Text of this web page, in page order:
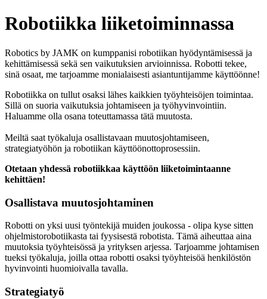
Robotiikka liiketoiminnassa
Robotics by JAMK on kumppanisi robotiikan hyödyntämisessä ja
kehittämisessä sekä sen vaikutuksien arvioinnissa. Robotti tekee,
sinä osaat, me tarjoamme monialaisesti asiantuntijamme käyttöönne!
Robotiikka on tullut osaksi lähes kaikkien työyhteisöjen toimintaa.
Sillä on suoria vaikutuksia johtamiseen ja työhyvinvointiin.
Haluamme olla osana toteuttamassa tätä muutosta.
Meiltä saat työkaluja osallistavaan muutosjohtamiseen,
strategiatyöhön ja robotiikan käyttöönottoprosessiin.
Otetaan yhdessä robotiikkaa käyttöön liiketoimintaanne
kehittäen!
Osallistava muutosjohtaminen
Robotti on yksi uusi työntekijä muiden joukossa - olipa kyse sitten
ohjelmistorobotiikasta tai fyysisestä robotista. Tämä aiheuttaa aina
muutoksia työyhteisössä ja yrityksen arjessa. Tarjoamme johtamisen
tueksi työkaluja, joilla ottaa robotti osaksi työyhteisöä henkilöstön
hyvinvointi huomioivalla tavalla.
Strategiatyö